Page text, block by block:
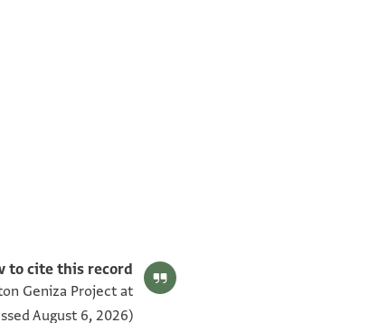
to cite this record:
Geniza Project at
August 6, 2026).